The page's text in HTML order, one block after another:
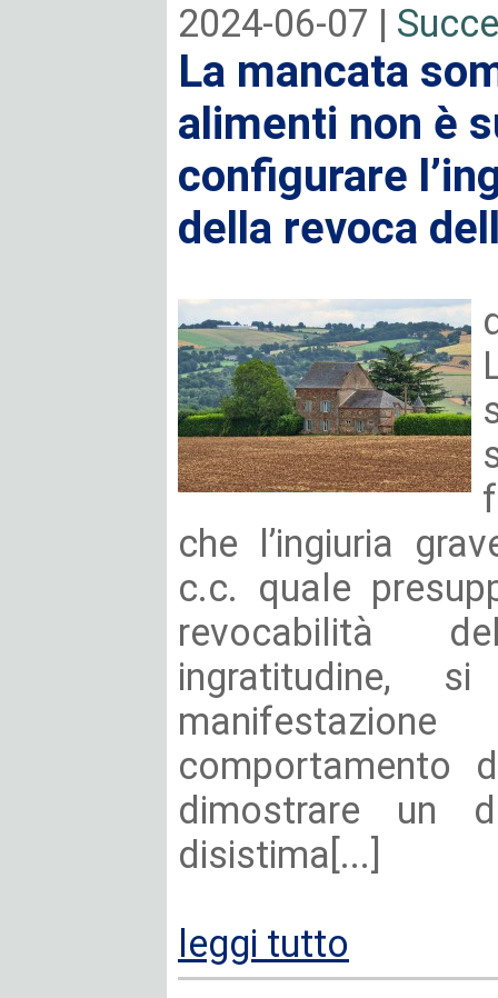
2024-06-07 |
La mancata
alimenti non è
configurare
della revoca
che l’ingiuria
c.c. quale
revocabilità
ingratitudine,
comportamento
dimostrare un
disistima[...]
leggi tutto